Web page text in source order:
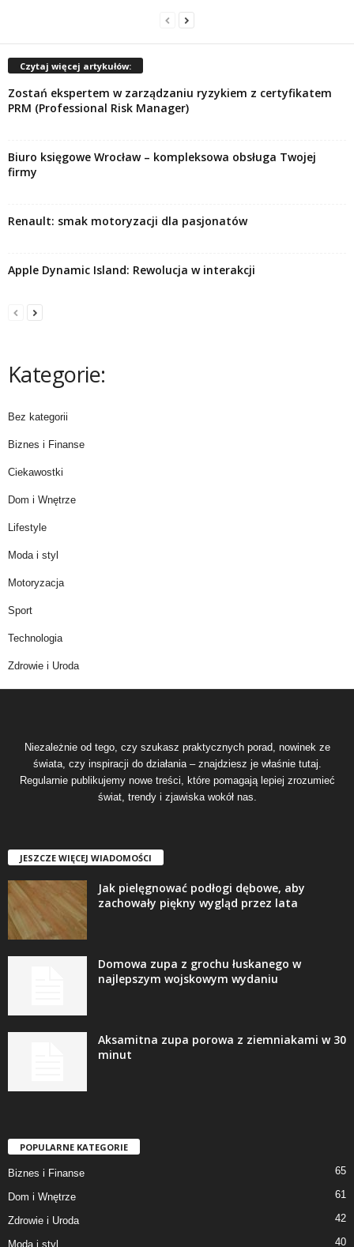
Czytaj więcej artykułów:
Zostań ekspertem w zarządzaniu ryzykiem z certyfikatem
PRM (Professional Risk Manager)
Biuro księgowe Wrocław – kompleksowa obsługa Twojej
firmy
Renault: smak motoryzacji dla pasjonatów
Apple Dynamic Island: Rewolucja w interakcji
Kategorie:
Bez kategorii
Biznes i Finanse
Ciekawostki
Dom i Wnętrze
Lifestyle
Moda i styl
Motoryzacja
Sport
Technologia
Zdrowie i Uroda
Niezależnie od tego, czy szukasz praktycznych porad, nowinek ze
świata, czy inspiracji do działania – znajdziesz je właśnie tutaj.
Regularnie publikujemy nowe treści, które pomagają lepiej zrozumieć
świat, trendy i zjawiska wokół nas.
JESZCZE WIĘCEJ WIADOMOŚCI
Jak pielęgnować podłogi dębowe, aby
zachowały piękny wygląd przez lata
Domowa zupa z grochu łuskanego w
najlepszym wojskowym wydaniu
Aksamitna zupa porowa z ziemniakami w 30
minut
POPULARNE KATEGORIE
Biznes i Finanse 65
Dom i Wnętrze 61
Zdrowie i Uroda 42
Moda i styl 40